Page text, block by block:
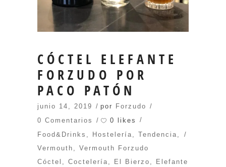
CÓCTEL ELEFANTE
FORZUDO POR
PACO PATÓN
junio 14, 2019 por Forzudo
0 Comentarios
0 likes
Food&Drinks
Hostelería Tendencia
Vermouth
Vermouth Forzudo
Cóctel
Coctelería El Bierzo
Elefante